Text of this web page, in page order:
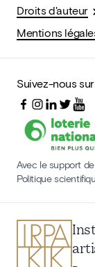
Droits d'auteur
Mentions
Suivez-nous
Avec le support
Politique